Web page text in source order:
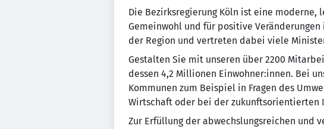
Die Bezirksregierung Köln ist eine
Gemeinwohl und für positive
der Region und vertreten dabei viele
Gestalten Sie mit unseren über 2200
dessen 4,2 Millionen Einwohner:innen. Bei
Kommunen zum Beispiel in Fragen des
Wirtschaft oder bei der zukunftsorientierten
Zur Erfüllung der abwechslungsreichen und